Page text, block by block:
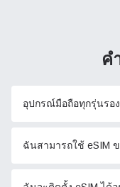
ค
อุปกรณ์มือถือทุกรุ่นรอ
ฉันสามารถใช้ eSIM